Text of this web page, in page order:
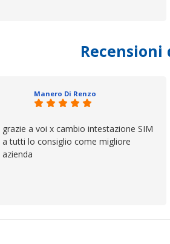
Recensioni
Manero Di Renzo
grazie a voi x cambio intestazione SIM
a tutti lo consiglio come migliore
azienda